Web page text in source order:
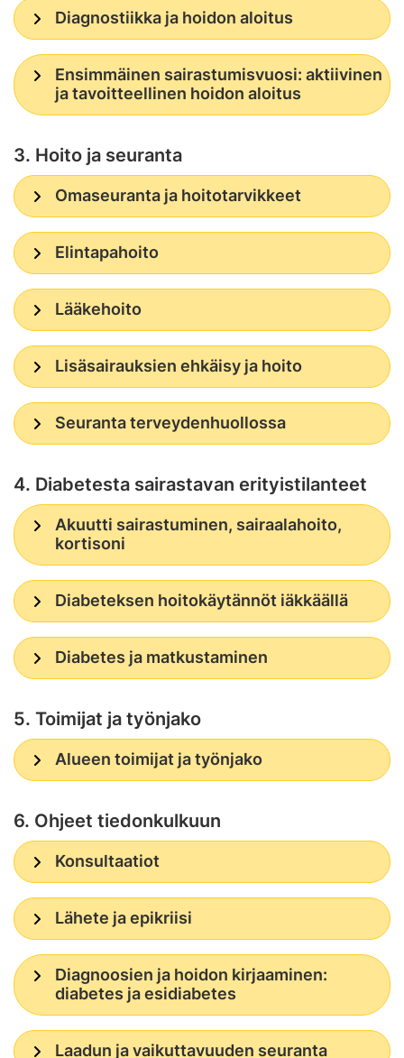
Diagnostiikka ja hoidon aloitus
Ensimmäinen sairastumisvuosi: aktiivinen
ja tavoitteellinen hoidon aloitus
3. Hoito ja seuranta
Omaseuranta ja hoitotarvikkeet
Elintapahoito
Lääkehoito
Lisäsairauksien ehkäisy ja hoito
Seuranta terveydenhuollossa
4. Diabetesta sairastavan erityistilanteet
Akuutti sairastuminen, sairaalahoito,
kortisoni
Diabeteksen hoitokäytännöt iäkkäällä
Diabetes ja matkustaminen
5. Toimijat ja työnjako
Alueen toimijat ja työnjako
6. Ohjeet tiedonkulkuun
Konsultaatiot
Lähete ja epikriisi
Diagnoosien ja hoidon kirjaaminen:
diabetes ja esidiabetes
Laadun ja vaikuttavuuden seuranta